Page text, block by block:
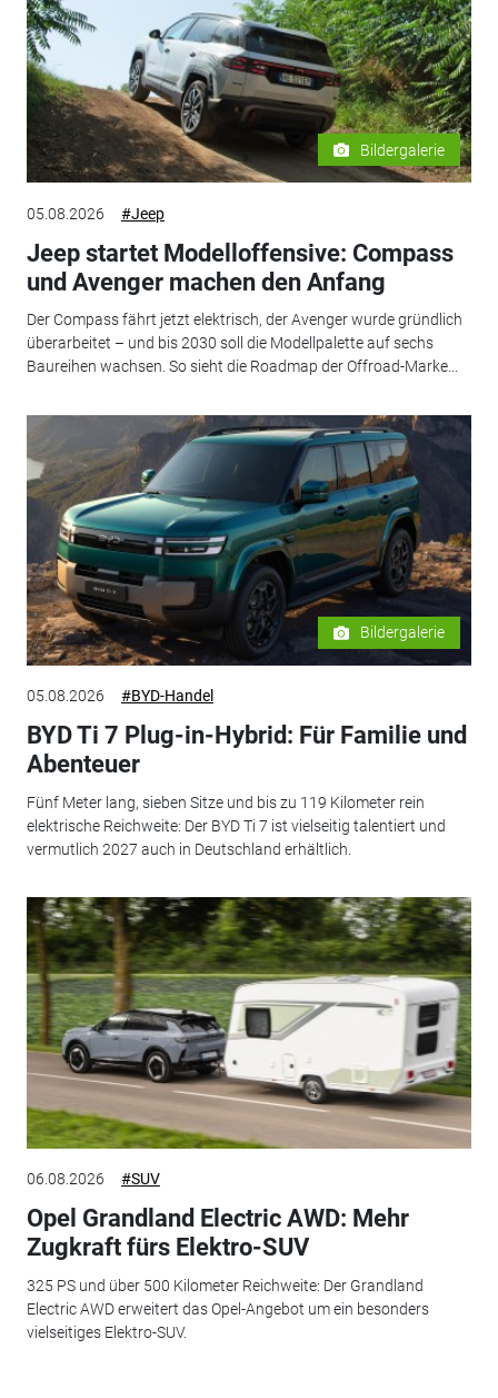
Bildergalerie
05.08.2026 #Jeep
Jeep startet Modelloffensive: Compass
und Avenger machen den Anfang
Der Compass fährt jetzt elektrisch, der Avenger wurde gründlich
überarbeitet – und bis 2030 soll die Modellpalette auf sechs
Baureihen wachsen. So sieht die Roadmap der Offroad-Marke...
Bildergalerie
05.08.2026 #BYD-Handel
BYD Ti 7 Plug-in-Hybrid: Für Familie und
Abenteuer
Fünf Meter lang, sieben Sitze und bis zu 119 Kilometer rein
elektrische Reichweite: Der BYD Ti 7 ist vielseitig talentiert und
vermutlich 2027 auch in Deutschland erhältlich.
06.08.2026 #SUV
Opel Grandland Electric AWD: Mehr
Zugkraft fürs Elektro-SUV
325 PS und über 500 Kilometer Reichweite: Der Grandland
Electric AWD erweitert das Opel-Angebot um ein besonders
vielseitiges Elektro-SUV.